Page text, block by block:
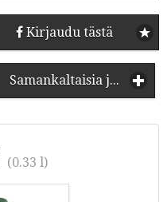
Kirjaudu tästä
Samankaltaisia juomia
(0.33 l)